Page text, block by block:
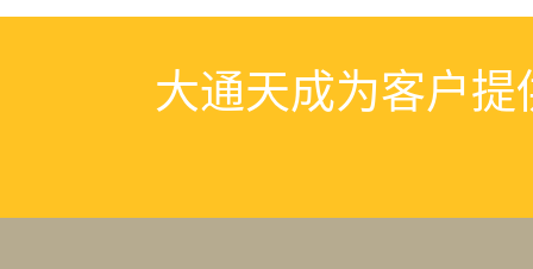
大通天成为客户